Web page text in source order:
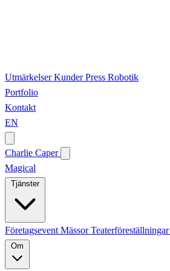
UtmärkelserKunderPress Robotik
Portfolio
Kontakt
EN
Charlie Caper
Magical
Tjänster
Företagsevent MässorTeaterföreställningar